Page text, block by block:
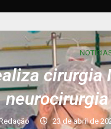
cirurgia
23 de abril de